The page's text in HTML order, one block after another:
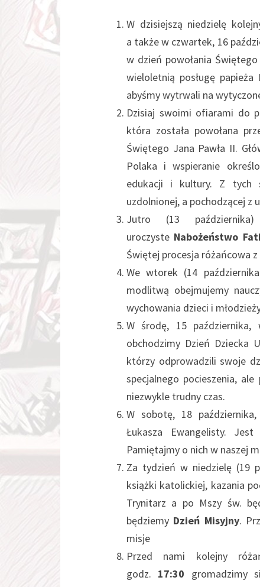
W dzisiejszą niedzielę
a także w czwartek, 16
w dzień powołania
wieloletnią posługę
abyśmy wytrwali na
Dzisiaj swoimi ofiarami do
która została powołana
Świętego Jana Pawła II.
Polaka i wspieranie
edukacji i kultury. Z tych
uzdolnionej, a pochodzącej z
Jutro (13
uroczyste Nabożeństwo
Świętej procesja różańcowa
We wtorek (14
modlitwą obejmujemy
wychowania dzieci i
W środę, 15 października,
obchodzimy Dzień Dziecka
którzy odprowadzili swoje
specjalnego pocieszenia,
niezwykle trudny czas.
W sobotę, 18
Łukasza Ewangelisty.
Pamiętajmy o nich w naszej
Za tydzień w niedzielę (19
książki katolickiej, kazania
Trynitarz a po Mszy św.
będziemy Dzień Misyjny.
misje
Przed nami kolejny
godz. 17:30 gromadzimy